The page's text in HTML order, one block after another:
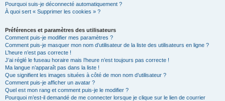
Pourquoi suis-je déconnecté automatiquement ?
À quoi sert « Supprimer les cookies » ?
Préférences et paramètres des utilisateurs
Comment puis-je modifier mes paramètres ?
Comment puis-je masquer mon nom d’utilisateur de la liste des utilisateurs en ligne ?
L’heure n’est pas correcte !
J’ai réglé le fuseau horaire mais l’heure n’est toujours pas correcte !
Ma langue n’apparaît pas dans la liste !
Que signifient les images situées à côté de mon nom d’utilisateur ?
Comment puis-je afficher un avatar ?
Quel est mon rang et comment puis-je le modifier ?
Pourquoi m’est-il demandé de me connecter lorsque je clique sur le lien de courrier